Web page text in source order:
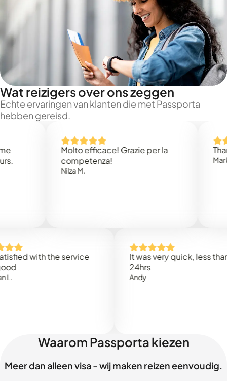
Wat reizigers over ons zeggen
Echte ervaringen van klanten die met Passporta
hebben gereisd.
Molto efficace! Grazie per la
competenza!
Thank
with the service
It was very quick, less than
Waarom Passporta kiezen
Meer dan alleen visa - wij maken reizen eenvoudig.